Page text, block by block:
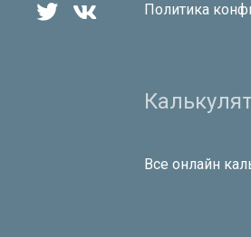
 
Политика
Все онлайн